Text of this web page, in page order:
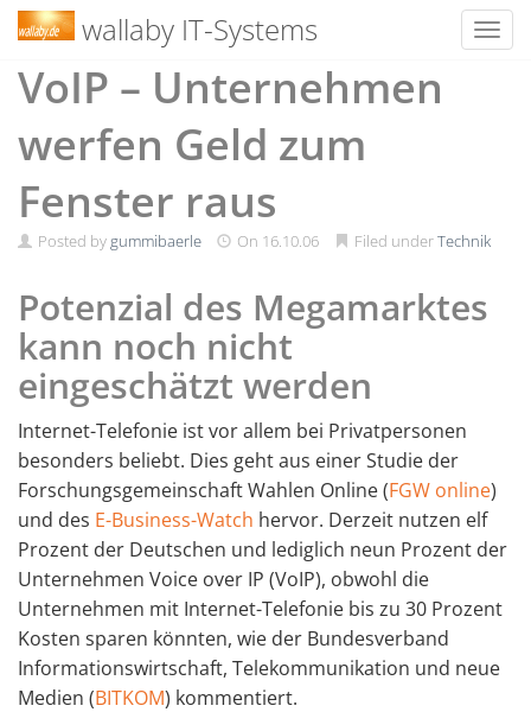
Skip
wallaby IT-Systems
VoIP – Unternehmen
werfen Geld zum
Fenster raus
Posted bygummibaerle On 16.10.06 Filed underTechnik
Potenzial des Megamarktes
kann noch nicht
eingeschätzt werden
Internet-Telefonie ist vor allem bei Privatpersonen
besonders beliebt. Dies geht aus einer Studie der
Forschungsgemeinschaft Wahlen Online (FGW online)
und des E-Business-Watch hervor. Derzeit nutzen elf
Prozent der Deutschen und lediglich neun Prozent der
Unternehmen Voice over IP (VoIP), obwohl die
Unternehmen mit Internet-Telefonie bis zu 30 Prozent
Kosten sparen könnten, wie der Bundesverband
Informationswirtschaft, Telekommunikation und neue
Medien (BITKOM) kommentiert.